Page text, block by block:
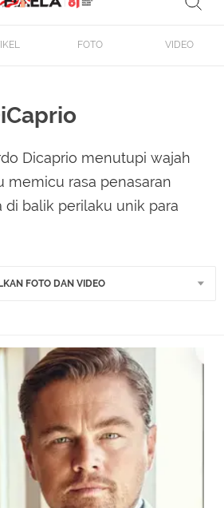
FOTO VIDEO
Dicaprio menutupi wajah
memicu rasa penasaran
di balik perilaku unik para
FOTO DAN VIDEO